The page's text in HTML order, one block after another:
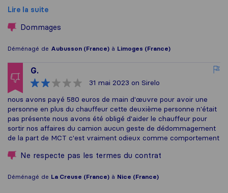
Lire la suite
Dommages
Déménagé de Aubusson (France) à Limoges (France)
G.
31 mai 2023 on Sirelo
nous avons payé 580 euros de main d'œuvre pour avoir une
personne en plus du chauffeur cette deuxième personne n'était
pas présente nous avons été obligé d'aider le chauffeur pour
sortir nos affaires du camion aucun geste de dédommagement
de la part de MCT c'est vraiment odieux comme comportement
Ne respecte pas les termes du contrat
Déménagé de La Creuse (France) à Nice (France)